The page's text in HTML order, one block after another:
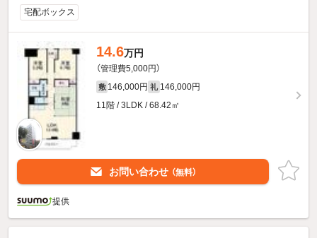
宅配ボックス
14.6万円
（管理費5,000円）
敷 146,000円 礼 146,000円
11階 / 3LDK / 68.42㎡
お問い合わせ （無料）
提供